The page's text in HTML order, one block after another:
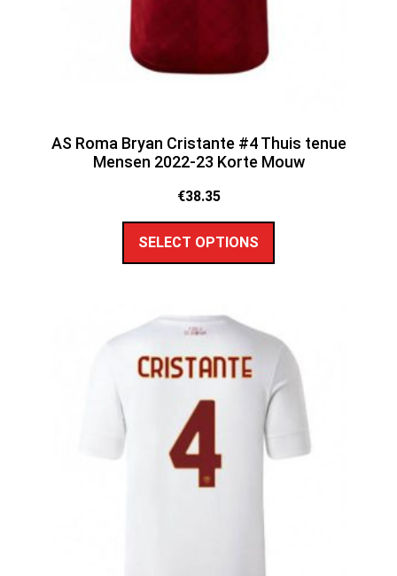
AS Roma Bryan Cristante #4 Thuis tenue
Mensen 2022-23 Korte Mouw
€38.35
SELECT OPTIONS